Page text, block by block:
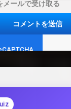
メールで受け取る